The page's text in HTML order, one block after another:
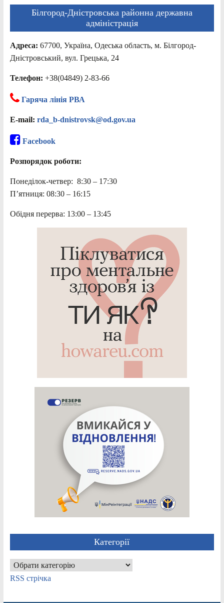
Білгород-Дністровська районна державна
адміністрація
Адреса: 67700, Україна, Одеська область, м. Білгород-
Дністровський, вул. Грецька, 24
Телефон: +38(04849) 2-83-66
Гаряча лінія РВА
E-mail: rda_b-dnistrovsk@od.gov.ua
Facebook
Розпорядок роботи:
Понеділок-четвер: 8:30 – 17:30
П’ятниця: 08:30 – 16:15
Обідня перерва: 13:00 – 13:45
Категорії
Категорії
RSS стрічка